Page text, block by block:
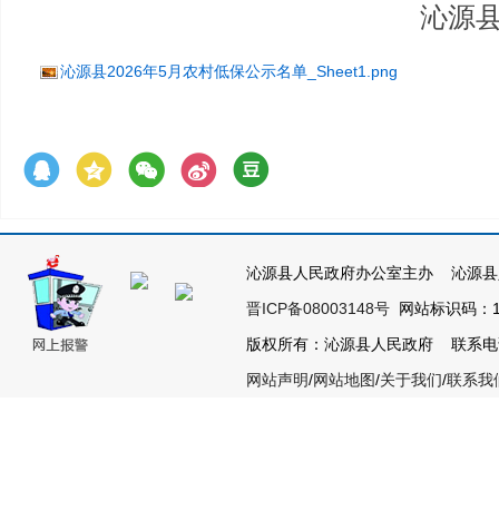
沁源
沁源县2026年5月农村低保公示名单_Sheet1.png
沁源县人民政府办公室主办 沁源
晋ICP备08003148号 网站标识码
版权所有：沁源县人民政府 联系
网站声明/网站地图/关于我们/联系我